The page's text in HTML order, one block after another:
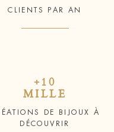
CLIENTS PAR AN
+10
MILLE
DE BIJOUX À
DÉCOUVRIR